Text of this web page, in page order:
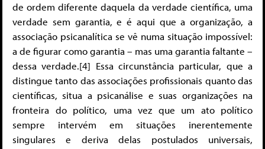
de ordem diferente daquela da verdade científica, uma
verdade sem garantia, e é aqui que a organização, a
associação psicanalítica se vê numa situação impossível:
a de figurar como garantia – mas uma garantia faltante –
dessa verdade.[4] Essa circunstância particular, que a
distingue tanto das associações profissionais quanto das
científicas, situa a psicanálise e suas organizações na
fronteira do político, uma vez que um ato político
sempre intervém em situações inerentemente
singulares e deriva delas postulados universais,